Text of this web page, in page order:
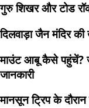
गुरु शिखर और टोड
दिलवाड़ा जैन मंदिर
माउंट आबू कैसे पहुंचें?
जानकारी
मानसून ट्रिप के